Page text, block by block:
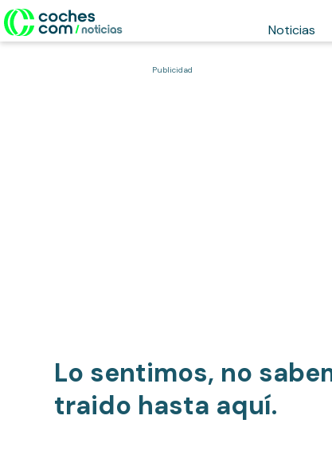
Noticias
Publicidad
Lo sentimos, no
traido hasta aquí.